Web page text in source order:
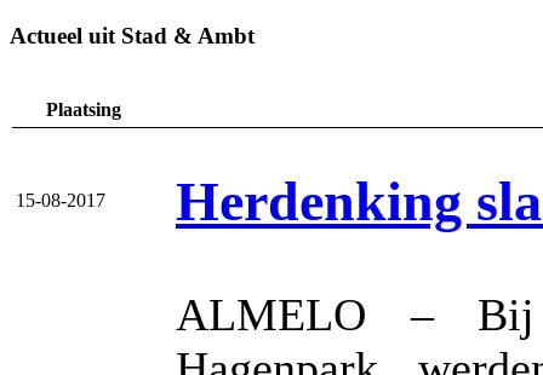
Actueel uit Stad & Ambt
Plaatsing
15-08-2017 Herdenking
ALMELO – Bij